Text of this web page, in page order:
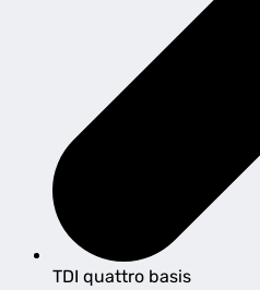
TDI quattro basis